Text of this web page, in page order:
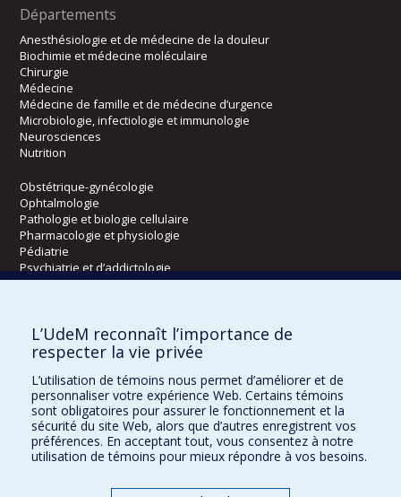
Départements
Anesthésiologie et de médecine de la douleur
Biochimie et médecine moléculaire
Chirurgie
Médecine
Médecine de famille et de médecine d’urgence
Microbiologie, infectiologie et immunologie
Neurosciences
Nutrition
Obstétrique-gynécologie
Ophtalmologie
Pathologie et biologie cellulaire
Pharmacologie et physiologie
Pédiatrie
Psychiatrie et d’addictologie
Radiologie, radio-oncologie et médecine nucléaire
Écoles
Orthophonie et audiologie
Réadaptation
Directions
L’UdeM reconnaît l’importance de
respecter la vie privée
L’utilisation de témoins nous permet d’améliorer et de
personnaliser votre expérience Web. Certains témoins
sont obligatoires pour assurer le fonctionnement et la
sécurité du site Web, alors que d’autres enregistrent vos
préférences. En acceptant tout, vous consentez à notre
utilisation de témoins pour mieux répondre à vos besoins.